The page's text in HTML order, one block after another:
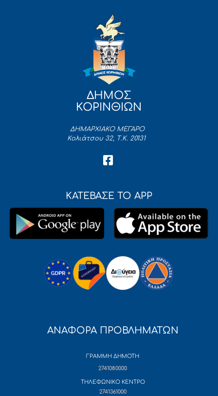
ΔΗΜΟΣ
ΚΟΡΙΝΘΙΩΝ
ΔΗΜΑΡΧΙΑΚΟ ΜΕΓΑΡΟ
Κολιάτσου 32, Τ.Κ. 20131
ΚΑΤΕΒΑΣΕ ΤΟ APP
ΑΝΑΦΟΡΑ ΠΡΟΒΛΗΜΑΤΩΝ
ΓΡΑΜΜΗ ΔΗΜΟΤΗ
2741080000
ΤΗΛΕΦΩΝΙΚΟ ΚΕΝΤΡΟ
2741361000